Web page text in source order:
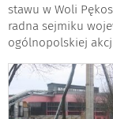
stawu w Woli
radna sejmiku
ogólnopolskiej